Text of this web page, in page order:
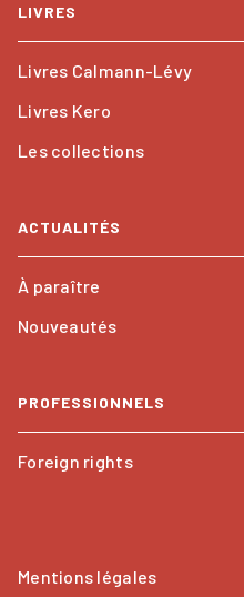
LIVRES
Livres Calmann-Lévy
Livres Kero
Les collections
ACTUALITÉS
À paraître
Nouveautés
PROFESSIONNELS
Foreign rights
Mentions légales